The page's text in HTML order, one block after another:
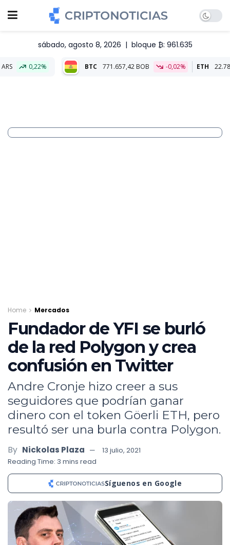
sábado, agosto 8, 2026 | bloque ₿: 961.635
BTC 771.657,42 BOB -0,02% ETH 22.789,41 BOB
Home Mercados
Fundador de YFI se burló
de la red Polygon y crea
confusión en Twitter
Andre Cronje hizo creer a sus
seguidores que podrían ganar
dinero con el token Göerli ETH, pero
resultó ser una burla contra Polygon.
By Nickolas Plaza
13 julio, 2021
Reading Time: 3 mins read
Síguenos en Google